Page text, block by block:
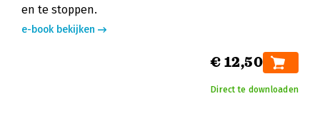
en te stoppen.
e-book bekijken
€ 12,50
Direct te downloaden